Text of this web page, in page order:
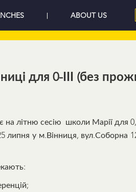
ABOUT US
для 0-ІІІ (без
літню сесію школи Марії для 0, І,
липня у м.Вінниця, вул.Соборна